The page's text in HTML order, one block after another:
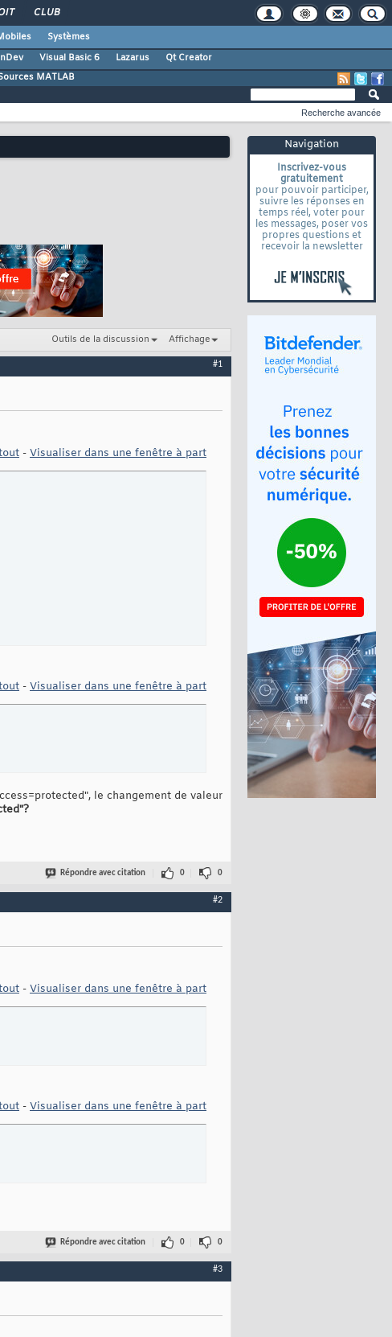
CLUB
Systèmes
Visual Basic 6 Lazarus
Qt Creator
MATLAB
Navigation
Inscrivez-vous
gratuitement
pour pouvoir participer,
suivre les réponses en
temps réel, voter pour
les messages, poser vos
propres questions et
recevoir la newsletter
Recherche avancée
Outils de la discussion Affichage
#1
- Visualiser dans une fenêtre à part
- Visualiser dans une fenêtre à part
le changement de valeur
Répondre avec citation 0 0
#2
- Visualiser dans une fenêtre à part
- Visualiser dans une fenêtre à part
Répondre avec citation 0 0
#3